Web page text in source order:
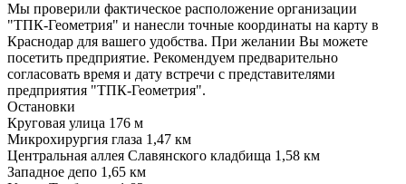
Мы проверили фактическое расположение организации
"ТПК-Геометрия" и нанесли точные координаты на карту в
Краснодар для вашего удобства. При желании Вы можете
посетить предприятие. Рекомендуем предварительно
согласовать время и дату встречи с представителями
предприятия "ТПК-Геометрия".
Остановки
Круговая улица 176 м
Микрохирургия глаза 1,47 км
Центральная аллея Славянского кладбища 1,58 км
Западное депо 1,65 км